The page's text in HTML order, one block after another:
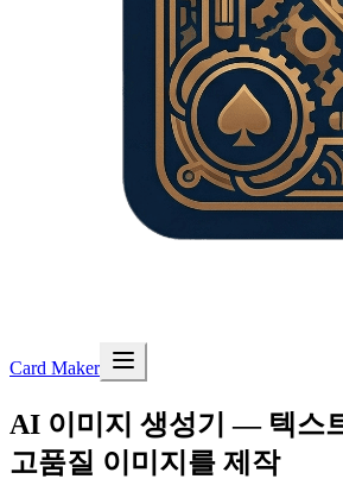
Card Maker
AI 이미지 생성기 — 텍스
고품질 이미지를 제작